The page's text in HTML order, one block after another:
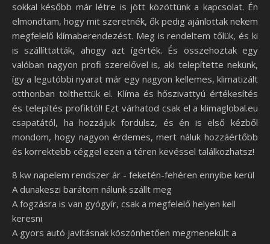
sokkal később már létre is jött közöttünk a kapcsolat. Én
elmondtam, hogy mit szeretnék, ők pedig ajánlottak nekem
megfelelő klímaberendezést. Meg is rendeltem tőlük, és ki
is szállíttatták, ahogy azt ígérték. És összehoztak egy
valóban nagyon profi szerelővel is, aki telepítette nekünk,
így a legutóbbi nyarat már egy nagyon kellemes, klimatizált
otthonban tölthettük el. Klíma és hőszivattyú értékesítés
és telepítés profiktól! Ezt várhatod csak el a klimaglobal.eu
csapatától, ha hozzájuk fordulsz, és én is első kézből
mondom, hogy nagyon érdemes, mert náluk hozzáértőbb
és korrektebb céggel ezen a téren kevéssel találkozhatsz!
8 kw napelem rendszer ár - feketén-fehéren ennyibe kerül
A dunakeszi barátom nálunk szállt meg
A fogzásra is van gyógyír, csak a megfelelő helyen kell
keresni
A gyors autó javításnak köszönhetően megmenekült a